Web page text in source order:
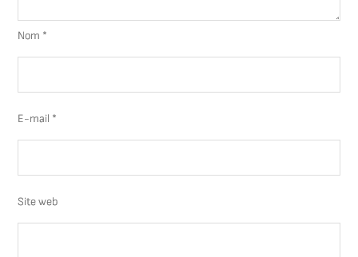
Nom *
E-mail *
Site web